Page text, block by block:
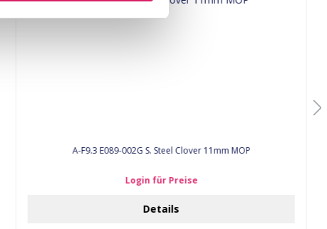
A-F9.3 E089-002G S. Steel Clover 11mm MOP
Login für Preise
Details